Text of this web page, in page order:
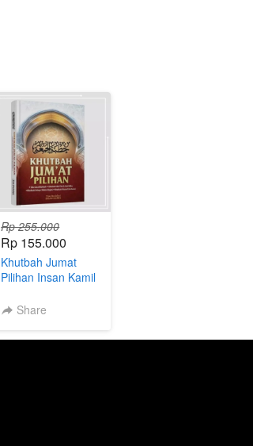
Rp 255.000
Rp 155.000
Khutbah Jumat
Pilihan Insan Kamil
Share